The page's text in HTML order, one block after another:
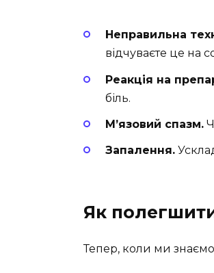
Неправильна
відчуваєте це на
Реакція на
біль.
М’язовий спазм.
Запалення.
Як
Тепер, коли ми